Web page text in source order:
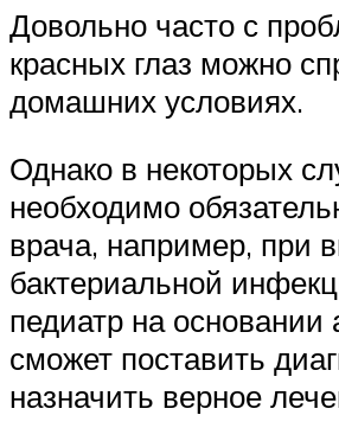
Довольно часто с
красных глаз можно
домашних условиях.
Однако в некоторых
необходимо
врача, например, при
бактериальной
педиатр на основании
сможет поставить
назначить верное